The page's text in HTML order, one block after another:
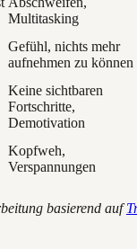
Multitasking
Gefühl, nichts mehr
aufnehmen zu können
Keine sichtbaren
Fortschritte,
Demotivation
Kopfweh,
Verspannungen
basierend auf